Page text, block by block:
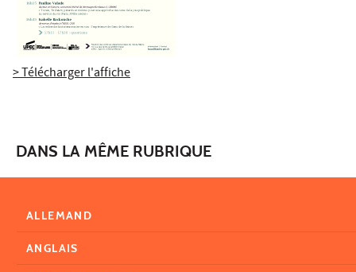
> Télécharger l'affiche
DANS LA MÊME RUBRIQUE
ALLEMAND
ANGLAIS